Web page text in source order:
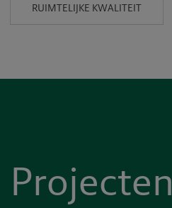
RUIMTELIJKE KWALITEIT
Projecten